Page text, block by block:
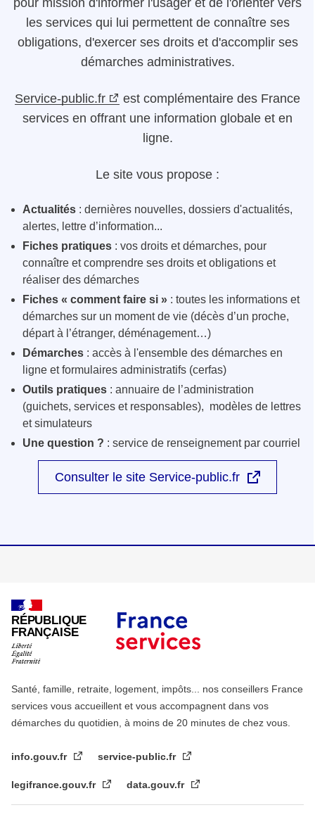
pour mission d'informer l'usager et de l'orienter vers
les services qui lui permettent de connaître ses
obligations, d'exercer ses droits et d'accomplir ses
démarches administratives.
Service-public.fr
est complémentaire des France
services en offrant une information globale et en
ligne.
Le site vous propose :
Actualités : dernières nouvelles, dossiers d'actualités,
alertes, lettre d’information...
Fiches pratiques : vos droits et démarches, pour
connaître et comprendre ses droits et obligations et
réaliser des démarches
Fiches « comment faire si » : toutes les informations et
démarches sur un moment de vie (décès d’un proche,
départ à l’étranger, déménagement…)
Démarches : accès à l'ensemble des démarches en
ligne et formulaires administratifs (cerfas)
Outils pratiques : annuaire de l’administration
(guichets, services et responsables), modèles de lettres
et simulateurs
Une question ? : service de renseignement par courriel
Consulter le site Service-public.fr
RÉPUBLIQUE
FRANÇAISE
Santé, famille, retraite, logement, impôts... nos conseillers France
services vous accueillent et vous accompagnent dans vos
démarches du quotidien, à moins de 20 minutes de chez vous.
info.gouv.fr service-public.fr
legifrance.gouv.fr data.gouv.fr